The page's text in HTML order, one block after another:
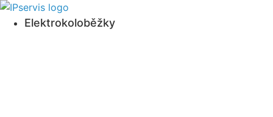
Přejít
k obsahuElektrokoloběžky